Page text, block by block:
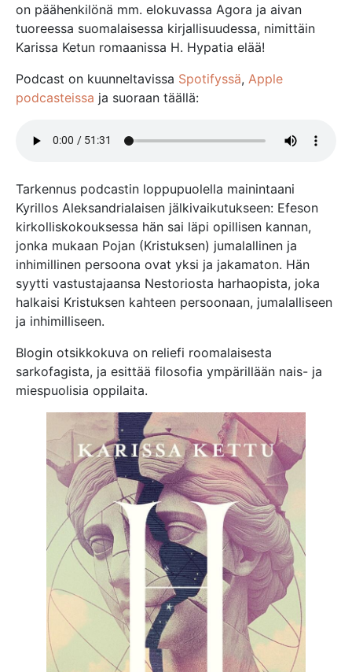
on päähenkilönä mm. elokuvassa Agora ja aivan
tuoreessa suomalaisessa kirjallisuudessa, nimittäin
Karissa Ketun romaanissa H. Hypatia elää!
Podcast on kuunneltavissa Spotifyssä, Apple
podcasteissa ja suoraan täällä:
Tarkennus podcastin loppupuolella mainintaani
Kyrillos Aleksandrialaisen jälkivaikutukseen: Efeson
kirkolliskokouksessa hän sai läpi opillisen kannan,
jonka mukaan Pojan (Kristuksen) jumalallinen ja
inhimillinen persoona ovat yksi ja jakamaton. Hän
syytti vastustajaansa Nestoriosta harhaopista, joka
halkaisi Kristuksen kahteen persoonaan, jumalalliseen
ja inhimilliseen.
Blogin otsikkokuva on reliefi roomalaisesta
sarkofagista, ja esittää filosofia ympärillään nais- ja
miespuolisia oppilaita.